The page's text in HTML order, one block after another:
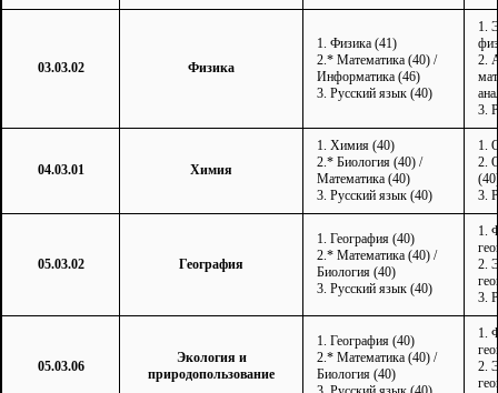
03.03.02 Физика
1. Физика (41)
2.* Математика (40) /
Информатика (46)
3. Русский язык (40)
1.
2.
3.
04.03.01 Химия
1. Химия (40)
2.* Биология (40) /
Математика (40)
3. Русский язык (40)
1.
2.
3.
05.03.02 География
1. География (40)
2.* Математика (40) /
Биология (40)
3. Русский язык (40)
1.
2.
3.
05.03.06
Экология и
природопользование
1. География (40)
2.* Математика (40) /
Биология (40)
1.
2.